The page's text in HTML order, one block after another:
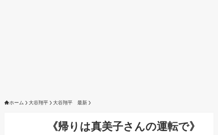
ホーム 大谷翔平 大谷翔平 最新
《帰りは真美子さんの運転で》